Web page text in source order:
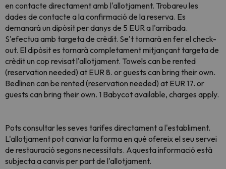
en contacte directament amb l'allotjament. Trobareu les
dades de contacte a la confirmació de la reserva. Es
demanarà un dipòsit per danys de 5 EUR a l'arribada.
S'efectua amb targeta de crèdit. Se't tornarà en fer el check-
out. El dipòsit es tornarà completament mitjançant targeta de
crèdit un cop revisat l'allotjament. Towels can be rented
(reservation needed) at EUR 8. or guests can bring their own.
Bedlinen can be rented (reservation needed) at EUR 17. or
guests can bring their own. 1 Babycot available, charges apply.
Pots consultar les seves tarifes directament a l'establiment.
L'allotjament pot canviar la forma en què ofereix el seu servei
de restauració segons necessitats. Aquesta informació està
subjecta a canvis per part de l'allotjament.